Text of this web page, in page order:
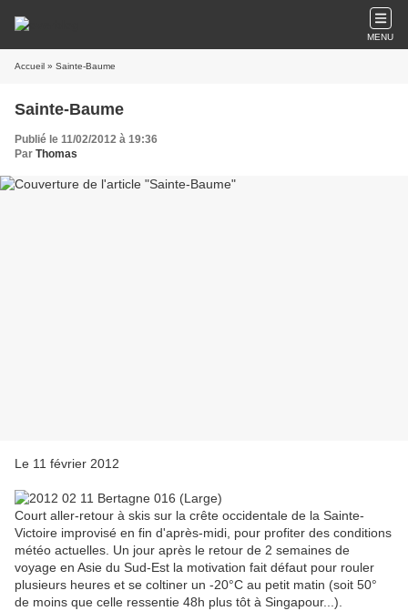
MENU
Accueil » Sainte-Baume
Sainte-Baume
Publié le 11/02/2012 à 19:36
Par Thomas
Le 11 février 2012
Court aller-retour à skis sur la crête occidentale de la Sainte-
Victoire improvisé en fin d'après-midi, pour profiter des conditions
météo actuelles. Un jour après le retour de 2 semaines de
voyage en Asie du Sud-Est la motivation fait défaut pour rouler
plusieurs heures et se coltiner un -20°C au petit matin (soit 50°
de moins que celle ressentie 48h plus tôt à Singapour...).